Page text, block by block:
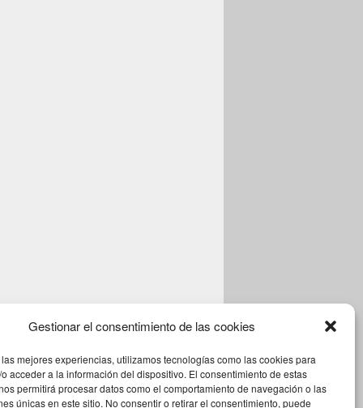
Gestionar el consentimiento de las cookies
mejores experiencias, utilizamos tecnologías como las cookies para
acceder a la información del dispositivo. El consentimiento de estas
permitirá procesar datos como el comportamiento de navegación o las
únicas en este sitio. No consentir o retirar el consentimiento, puede